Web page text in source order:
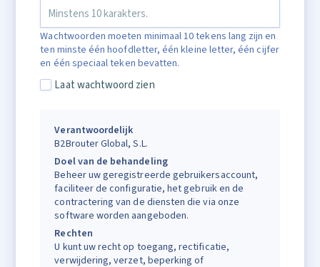
Wachtwoorden moeten minimaal 10 tekens lang zijn en
ten minste één hoofdletter, één kleine letter, één cijfer
en één speciaal teken bevatten.
Laat wachtwoord zien
Verantwoordelijk
B2Brouter Global, S.L.
Doel van de behandeling
Beheer uw geregistreerde gebruikersaccount,
faciliteer de configuratie, het gebruik en de
contractering van de diensten die via onze
software worden aangeboden.
Rechten
U kunt uw recht op toegang, rectificatie,
verwijdering, verzet, beperking of